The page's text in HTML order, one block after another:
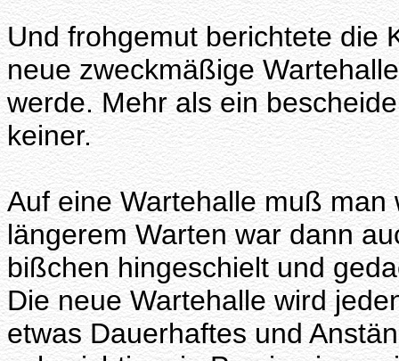
Und frohgemut berichtete die
neue zweckmäßige
werde. Mehr als ein
keiner.
Auf eine Wartehalle muß
längerem Warten war dann
bißchen hingeschielt und
Die neue Wartehalle wird
etwas Dauerhaftes und